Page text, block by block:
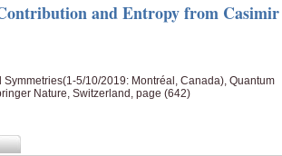
and Entropy from Casimir
5/10/2019: Montréal, Canada), Quantum
Nature, Switzerland, page (642)